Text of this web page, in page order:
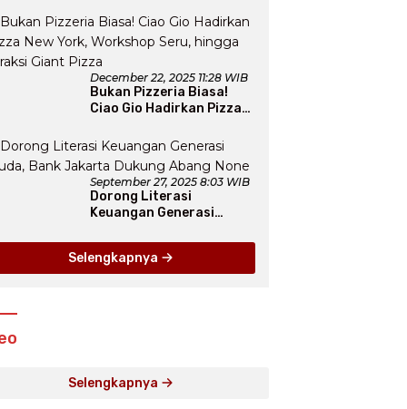
Thematic Event “Blissful
Fairyland”
December 22, 2025 11:28 WIB
Bukan Pizzeria Biasa!
Ciao Gio Hadirkan Pizza
Seru, hingga Atraksi
Giant Pizza
September 27, 2025 8:03 WIB
Dorong Literasi
Keuangan Generasi
Dukung Abang None
Selengkapnya
Selengkapnya